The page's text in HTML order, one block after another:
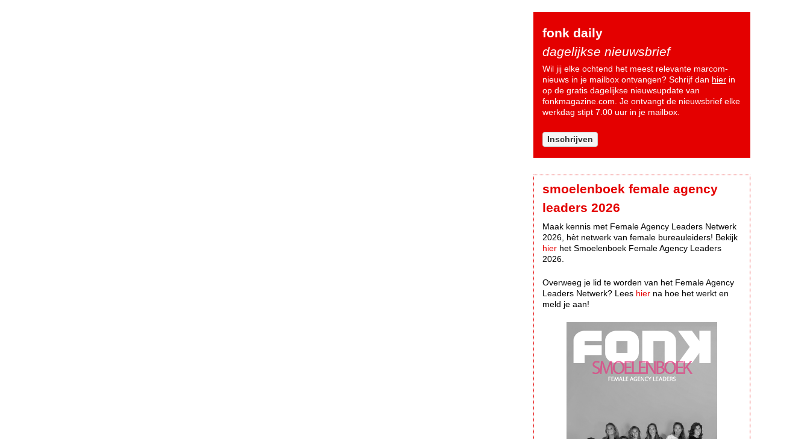
fonk daily
dagelijkse nieuwsbrief
Wil jij elke ochtend het meest relevante marcom-
nieuws in je mailbox ontvangen? Schrijf dan hier in
op de gratis dagelijkse nieuwsupdate van
fonkmagazine.com. Je ontvangt de nieuwsbrief elke
werkdag stipt 7.00 uur in je mailbox.
Inschrijven
smoelenboek female agency
leaders 2026
Maak kennis met Female Agency Leaders Netwerk
2026, hèt netwerk van female bureauleiders! Bekijk
hier het Smoelenboek Female Agency Leaders
2026.
Overweeg je lid te worden van het Female Agency
Leaders Netwerk? Lees hier na hoe het werkt en
meld je aan!